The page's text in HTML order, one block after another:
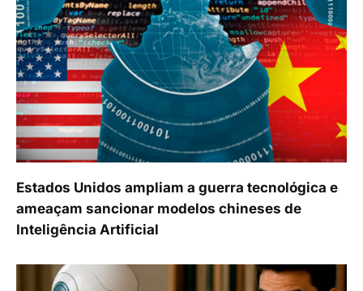
Estados Unidos ampliam a guerra tecnológica e
ameaçam sancionar modelos chineses de
Inteligência Artificial